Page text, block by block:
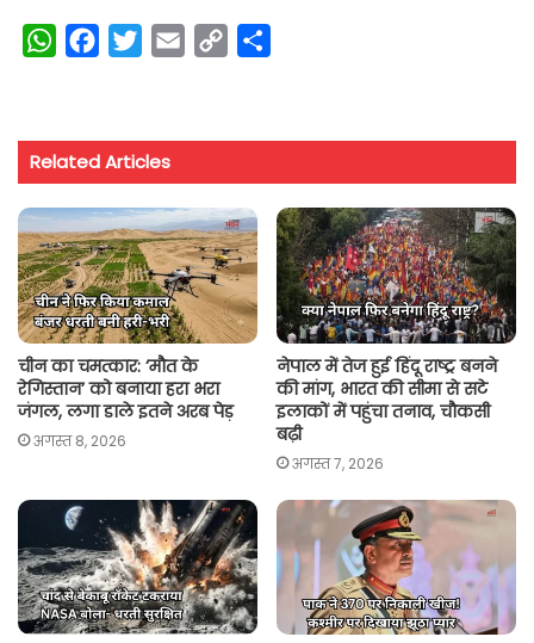
W
t
s
A
p
p
e
b
o
o
k
t
t
e
r
i
y
i
n
k
r
Related Articles
चीन का चमत्कार: ‘मौत के
रेगिस्तान’ को बनाया हरा भरा
जंगल, लगा डाले इतने अरब पेड़
अगस्त 8, 2026
नेपाल में तेज हुई हिंदू राष्ट्र बनने
की मांग, भारत की सीमा से सटे
इलाकों में पहुंचा तनाव, चौकसी
बढ़ी
अगस्त 7, 2026